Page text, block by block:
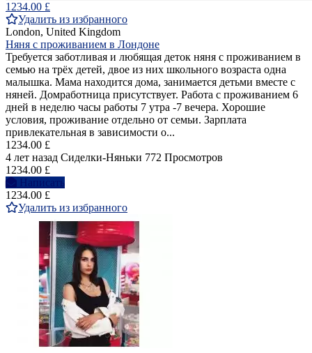
1234.00 £
Удалить из избранного
London, United Kingdom
Няня с проживанием в Лондоне
Требуется заботливая и любящая деток няня с проживанием в
семью на трёх детей, двое из них школьного возраста одна
малышка. Мама находится дома, занимается детьми вместе с
няней. Домработница присутствует. Работа с проживанием 6
дней в неделю часы работы 7 утра -7 вечера. Хорошие
условия, проживание отдельно от семьи. Зарплата
привлекательная в зависимости о...
1234.00 £
4 лет назад Сиделки-Няньки 772 Просмотров
1234.00 £
Написать
1234.00 £
Удалить из избранного